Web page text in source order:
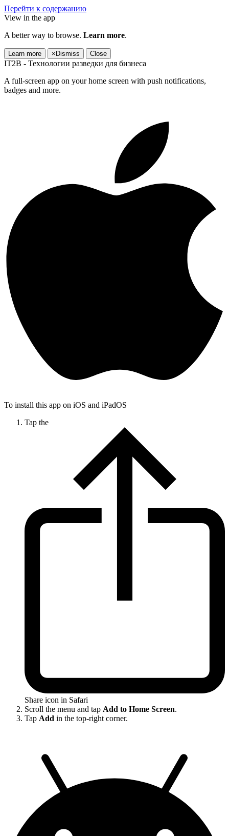
Перейти к содержанию
View in the app
A better way to browse. Learn more.
Learn more × Dismiss Close
IT2B - Технологии разведки для бизнеса
A full-screen app on your home screen with push notifications,
badges and more.
To install this app on iOS and iPadOS
Tap the
Share icon in Safari
Scroll the menu and tap Add to Home Screen.
Tap Add in the top-right corner.